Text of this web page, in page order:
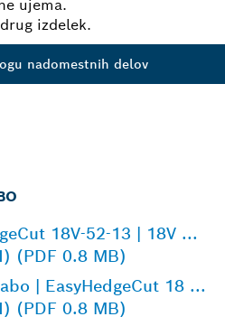
ujema.
izdelek.
nadomestnih delov
18V-52-13 | 18V ...
(PDF 0.8 MB)
| EasyHedgeCut 18 ...
(PDF 0.8 MB)